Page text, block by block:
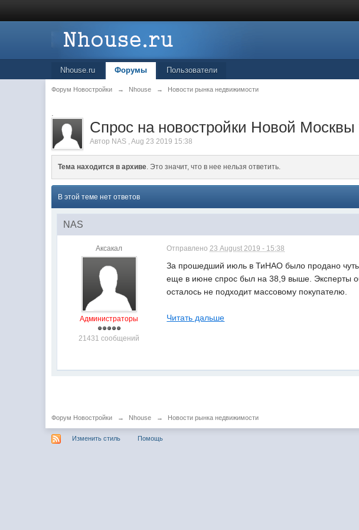
Nhouse.ru Форумы Пользователи
Форум Новостройки → Nhouse → Новости рынка недвижимости
.
Спрос на новостройки Новой Москвы
Автор NAS ,Aug 23 2019 15:38
Тема находится в архиве. Это значит, что в нее нельзя ответить.
В этой теме нет ответов
NAS
Аксакал
Администраторы
21431 сообщений
Отправлено23 August 2019 - 15:38
За прошедший июль в ТиНАО было продано
еще в июне спрос был на 38,9 выше. Эксперты
осталось не подходит массовому покупателю.
Читать дальше
Форум Новостройки → Nhouse → Новости рынка недвижимости
Изменить стиль Помощь